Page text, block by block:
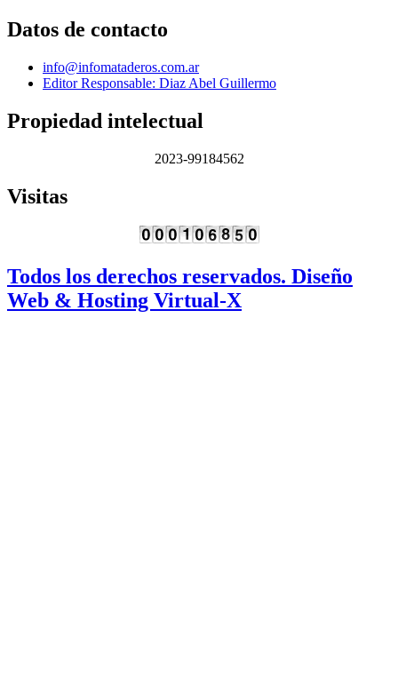
Datos de contacto
info@infomataderos.com.ar
Editor Responsable: Diaz Abel Guillermo
Propiedad intelectual
2023-99184562
Visitas
Todos los derechos reservados. Diseño
Web & Hosting Virtual-X